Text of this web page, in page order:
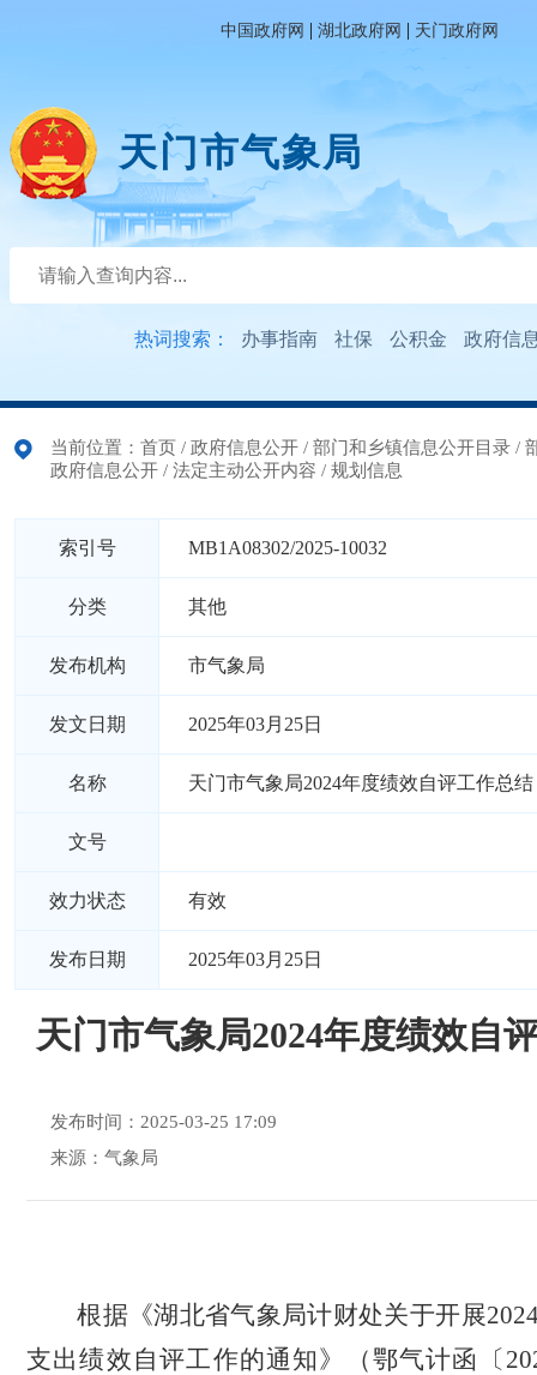
中国政府网 | 湖北政府网 | 天门政府网
天门市气象局
热词搜索： 办事指南 社保 公积金 政府信
当前位置： 首页 / 政府信息公开 / 部门和乡镇信息公开目录 /
政府信息公开 / 法定主动公开内容 / 规划信息
索引号 MB1A08302/2025-10032
分类 其他
发布机构 市气象局
发文日期 2025年03月25日
名称 天门市气象局2024年度绩效自评工作总结
文号
效力状态 有效
发布日期 2025年03月25日
天门市气象局2024年度绩效自
发布时间：2025-03-25 17:09
来源：气象局
根据《湖北省气象局计财处关于开展
支出绩效自评工作的通知》（鄂气计函〔